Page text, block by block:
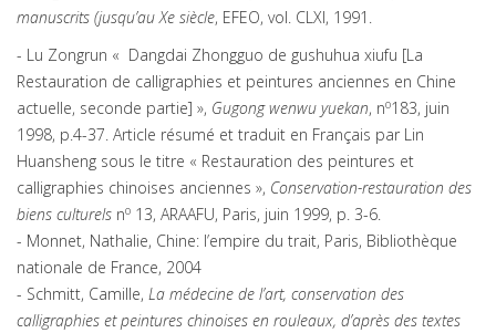
manuscrits (jusqu’au Xe siècle, EFEO, vol. CLXI, 1991.
- Lu Zongrun « Dangdai Zhongguo de gushuhua xiufu [La
Restauration de calligraphies et peintures anciennes en Chine
actuelle, seconde partie] », Gugong wenwu yuekan, no183, juin
1998, p.4-37. Article résumé et traduit en Français par Lin
Huansheng sous le titre « Restauration des peintures et
calligraphies chinoises anciennes », Conservation-restauration des
biens culturels no 13, ARAAFU, Paris, juin 1999, p. 3-6.
- Monnet, Nathalie, Chine: l’empire du trait, Paris, Bibliothèque
nationale de France, 2004
- Schmitt, Camille, La médecine de l’art, conservation des
calligraphies et peintures chinoises en rouleaux, d’après des textes